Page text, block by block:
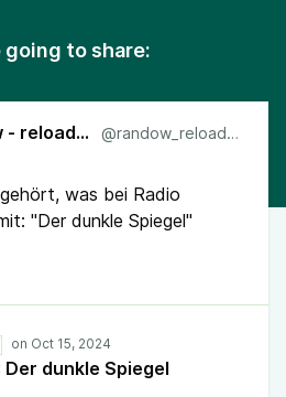
going to share:
Radio Randow - reloaded @randow_reloaded
was bei Radio
"Der dunkle Spiegel"
zusammen und wer die
hat, versteht auch hier,
Der dunkle Spiegel